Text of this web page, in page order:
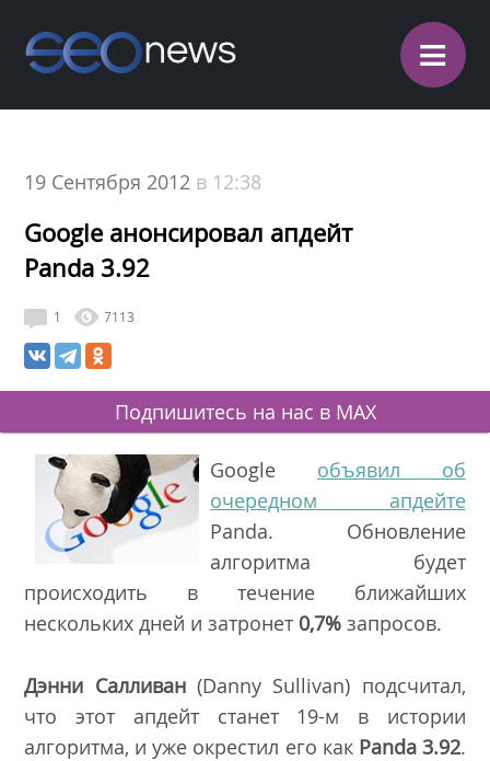
≡
19 Сентября 2012 в 12:38
Google анонсировал апдейт
Panda 3.92
1 7113
Подпишитесь на нас в MAX
Google объявил об
очередном апдейте
Panda. Обновление
алгоритма будет
происходить в течение ближайших
нескольких дней и затронет 0,7% запросов.
Дэнни Салливан(Danny Sullivan) подсчитал,
что этот апдейт станет 19-м в истории
алгоритма, и уже окрестил его как Panda 3.92.